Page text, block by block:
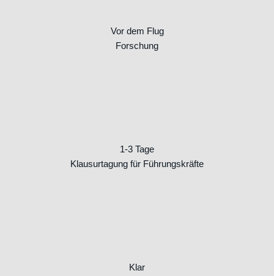
Vor dem Flug
Forschung
1-3 Tage
Klausurtagung für Führungskräfte
Klar